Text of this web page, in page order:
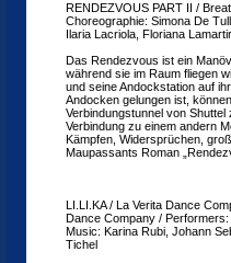
RENDEZVOUS PART II /
Choreographie: Simona De
Ilaria Lacriola, Floriana
Das Rendezvous ist ein
während sie im Raum fliegen
und seine Andockstation auf
Andocken gelungen ist,
Verbindungstunnel von
Verbindung zu einem andern
Kämpfen, Widersprüchen,
Maupassants Roman
LI.LI.KA / La Verita Dance
Dance Company /
Music: Karina Rubi, Johann
Tichel